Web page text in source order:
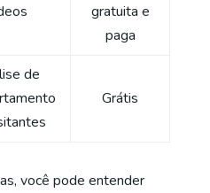
gratuita e
paga
de
Grátis
você pode entender